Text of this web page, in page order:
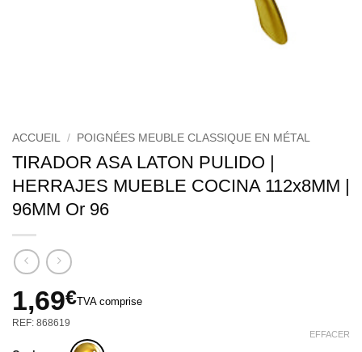
ACCUEIL / POIGNÉES MEUBLE CLASSIQUE EN MÉTAL
TIRADOR ASA LATON PULIDO |
HERRAJES MUEBLE COCINA 112x8MM |
96MM Or 96
1,69€TVA comprise
REF: 868619
EFFACER